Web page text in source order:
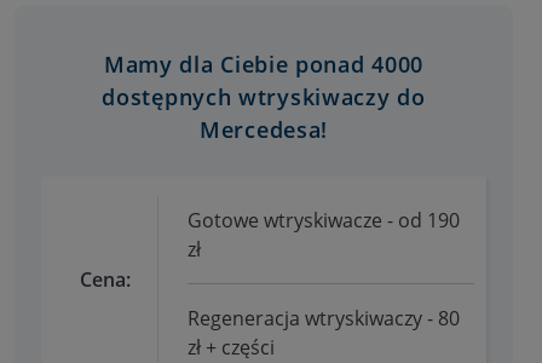
Mamy dla Ciebie ponad 4000
dostępnych wtryskiwaczy do
Mercedesa!
Cena:
Gotowe wtryskiwacze - od 190
zł
Regeneracja wtryskiwaczy - 80
zł + części